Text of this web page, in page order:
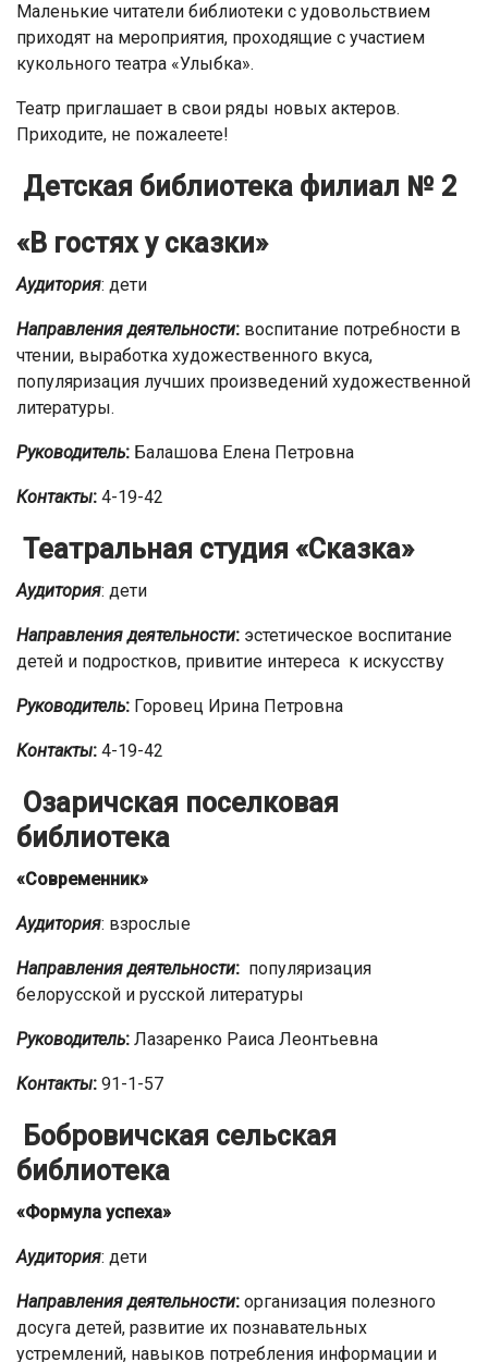
Маленькие читатели библиотеки с удовольствием
приходят на мероприятия, проходящие с участием
кукольного театра «Улыбка».
Театр приглашает в свои ряды новых актеров.
Приходите, не пожалеете!
Детская библиотека филиал № 2
«В гостях у сказки»
Аудитория: дети
Направления деятельности: воспитание потребности в
чтении, выработка художественного вкуса,
популяризация лучших произведений художественной
литературы.
Руководитель: Балашова Елена Петровна
Контакты: 4-19-42
Театральная студия «Сказка»
Аудитория: дети
Направления деятельности: эстетическое воспитание
детей и подростков, привитие интереса к искусству
Руководитель: Горовец Ирина Петровна
Контакты: 4-19-42
Озаричская поселковая
библиотека
«Современник»
Аудитория: взрослые
Направления деятельности: популяризация
белорусской и русской литературы
Руководитель: Лазаренко Раиса Леонтьевна
Контакты: 91-1-57
Бобровичская сельская
библиотека
«Формула успеха»
Аудитория: дети
Направления деятельности: организация полезного
досуга детей, развитие их познавательных
устремлений, навыков потребления информации и